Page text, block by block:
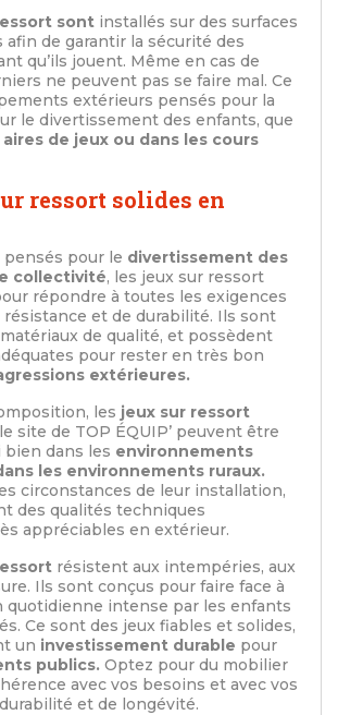
sont installés sur des surfaces
de garantir la sécurité des
qu’ils jouent. Même en cas de
ne peuvent pas se faire mal. Ce
extérieurs pensés pour la
le divertissement des enfants, que
aires de jeux ou dans les cours
ressort solides en
pensés pour le divertissement des
collectivité, les jeux sur ressort
répondre à toutes les exigences
et de durabilité. Ils sont
de qualité, et possèdent
pour rester en très bon
extérieures.
les jeux sur ressort
site de TOP ÉQUIP’ peuvent être
bien dans les environnements
les environnements ruraux.
circonstances de leur installation,
des qualités techniques
appréciables en extérieur.
résistent aux intempéries, aux
Ils sont conçus pour faire face à
quotidienne intense par les enfants
Ce sont des jeux fiables et solides,
un investissement durable pour
publics. Optez pour du mobilier
avec vos besoins et avec vos
et de longévité.